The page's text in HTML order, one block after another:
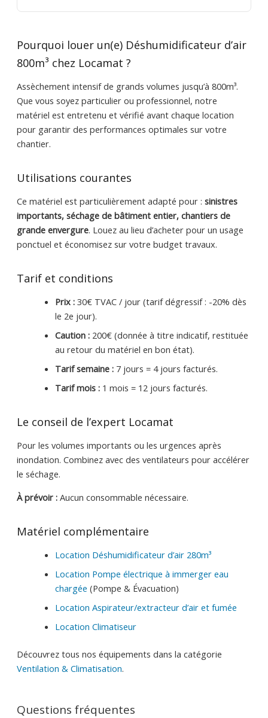
Pourquoi louer un(e) Déshumidificateur d’air
800m³ chez Locamat ?
Assèchement intensif de grands volumes jusqu’à 800m³.
Que vous soyez particulier ou professionnel, notre
matériel est entretenu et vérifié avant chaque location
pour garantir des performances optimales sur votre
chantier.
Utilisations courantes
Ce matériel est particulièrement adapté pour : sinistres
importants, séchage de bâtiment entier, chantiers de
grande envergure. Louez au lieu d’acheter pour un usage
ponctuel et économisez sur votre budget travaux.
Tarif et conditions
Prix :30€ TVAC / jour (tarif dégressif : -20% dès
le 2e jour).
Caution :200€ (donnée à titre indicatif, restituée
au retour du matériel en bon état).
Tarif semaine :7 jours = 4 jours facturés.
Tarif mois :1 mois = 12 jours facturés.
Le conseil de l’expert Locamat
Pour les volumes importants ou les urgences après
inondation. Combinez avec des ventilateurs pour accélérer
le séchage.
À prévoir :Aucun consommable nécessaire.
Matériel complémentaire
Location Déshumidificateur d’air 280m³
Location Pompe électrique à immerger eau
chargée (Pompe & Évacuation)
Location Aspirateur/extracteur d’air et fumée
Location Climatiseur
Découvrez tous nos équipements dans la catégorie
Ventilation & Climatisation.
Questions fréquentes